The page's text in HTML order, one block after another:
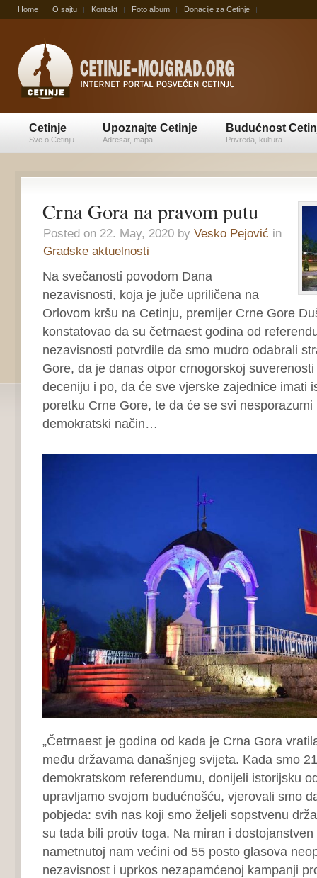
Home O sajtu Kontakt Foto album Donacije za Cetinje
Cetinje
Sve o Cetinju
Upoznajte Cetinje
Adresar, mapa...
Budućnost
Privreda, kultura...
Crna Gora na pravom putu
Posted on 22. May, 2020 by Vesko Pejović in
Gradske aktuelnosti
Na svečanosti povodom Dana
nezavisnosti, koja je juče upriličena na
Orlovom kršu na Cetinju, premijer Crne Gore
konstatovao da su četrnaest godina od
nezavisnosti potvrdile da smo mudro odabrali
Gore, da je danas otpor crnogorskoj
deceniju i po, da će sve vjerske zajednice imati
poretku Crne Gore, te da će se svi
demokratski način…
„Četrnaest je godina od kada je Crna Gora
među državama današnjeg svijeta. Kada smo
demokratskom referendumu, donijeli istorijsku
upravljamo svojom budućnošću, vjerovali smo
pobjeda: svih nas koji smo željeli sopstvenu
su tada bili protiv toga. Na miran i
nametnutoj nam većini od 55 posto glasova
nezavisnost i uprkos nezapamćenoj kampanji